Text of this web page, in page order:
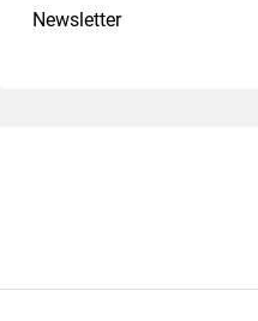
Newsletter